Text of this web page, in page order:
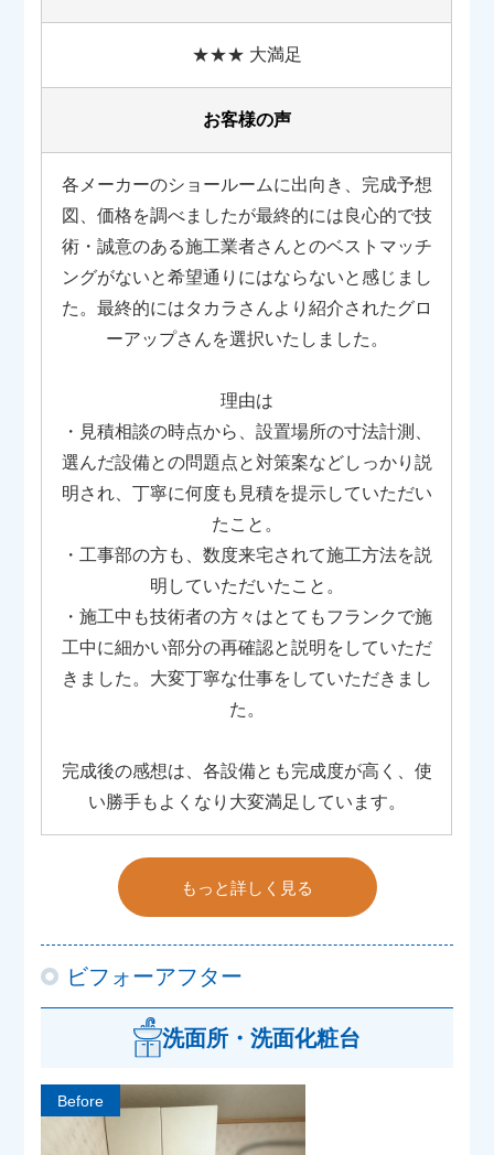
★★★ 大満足
お客様の声
各メーカーのショールームに出向き、完成予想
図、価格を調べましたが最終的には良心的で技
術・誠意のある施工業者さんとのベストマッチ
ングがないと希望通りにはならないと感じまし
た。最終的にはタカラさんより紹介されたグロ
ーアップさんを選択いたしました。
理由は
・見積相談の時点から、設置場所の寸法計測、
選んだ設備との問題点と対策案などしっかり説
明され、丁寧に何度も見積を提示していただい
たこと。
・工事部の方も、数度来宅されて施工方法を説
明していただいたこと。
・施工中も技術者の方々はとてもフランクで施
工中に細かい部分の再確認と説明をしていただ
きました。大変丁寧な仕事をしていただきまし
た。
完成後の感想は、各設備とも完成度が高く、使
い勝手もよくなり大変満足しています。
もっと詳しく見る
ビフォーアフター
洗面所・洗面化粧台
Before